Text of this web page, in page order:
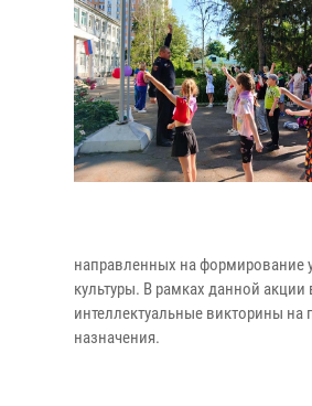
направленных на формирование
культуры. В рамках данной
интеллектуальные викторины на
назначения.